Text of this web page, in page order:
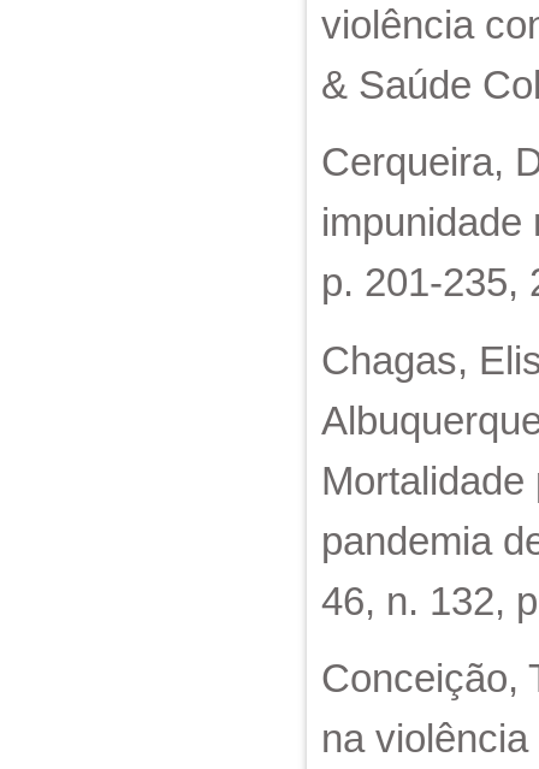
violência
& Saúde
Cerqueira,
impunidade
p. 201-235,
Chagas,
pandemia
46, n. 132,
Conceição,
na